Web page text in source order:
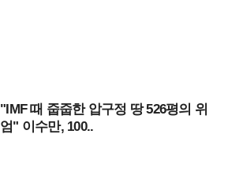
"IMF 때 줍줍한 압구정 땅 526평의 위
엄" 이수만, 100..